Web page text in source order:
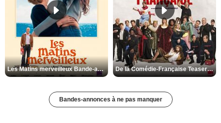
Les Matins merveilleux Bande-annonce VF De la Comédie-Française Teaser VF
Bandes-annonces à ne pas manquer